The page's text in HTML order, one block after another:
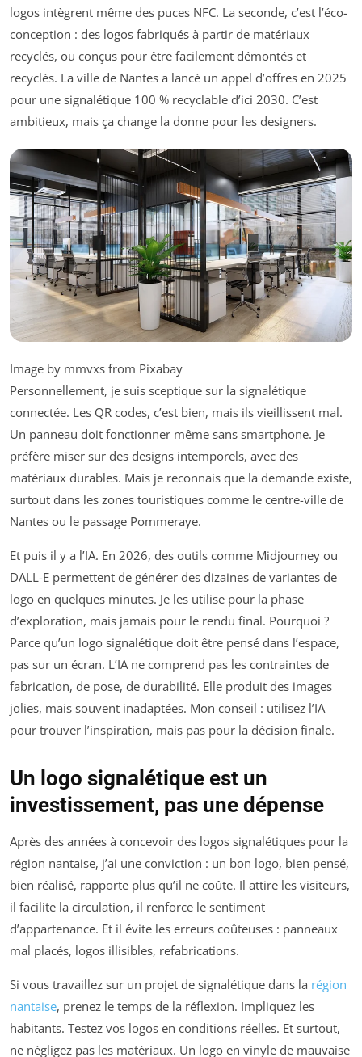
logos intègrent même des puces NFC. La seconde, c’est l’éco-
conception : des logos fabriqués à partir de matériaux
recyclés, ou conçus pour être facilement démontés et
recyclés. La ville de Nantes a lancé un appel d’offres en 2025
pour une signalétique 100 % recyclable d’ici 2030. C’est
ambitieux, mais ça change la donne pour les designers.
Image by mmvxs from Pixabay
Personnellement, je suis sceptique sur la signalétique
connectée. Les QR codes, c’est bien, mais ils vieillissent mal.
Un panneau doit fonctionner même sans smartphone. Je
préfère miser sur des designs intemporels, avec des
matériaux durables. Mais je reconnais que la demande existe,
surtout dans les zones touristiques comme le centre-ville de
Nantes ou le passage Pommeraye.
Et puis il y a l’IA. En 2026, des outils comme Midjourney ou
DALL-E permettent de générer des dizaines de variantes de
logo en quelques minutes. Je les utilise pour la phase
d’exploration, mais jamais pour le rendu final. Pourquoi ?
Parce qu’un logo signalétique doit être pensé dans l’espace,
pas sur un écran. L’IA ne comprend pas les contraintes de
fabrication, de pose, de durabilité. Elle produit des images
jolies, mais souvent inadaptées. Mon conseil : utilisez l’IA
pour trouver l’inspiration, mais pas pour la décision finale.
Un logo signalétique est un
investissement, pas une dépense
Après des années à concevoir des logos signalétiques pour la
région nantaise, j’ai une conviction : un bon logo, bien pensé,
bien réalisé, rapporte plus qu’il ne coûte. Il attire les visiteurs,
il facilite la circulation, il renforce le sentiment
d’appartenance. Et il évite les erreurs coûteuses : panneaux
mal placés, logos illisibles, refabrications.
Si vous travaillez sur un projet de signalétique dans la région
nantaise, prenez le temps de la réflexion. Impliquez les
habitants. Testez vos logos en conditions réelles. Et surtout,
ne négligez pas les matériaux. Un logo en vinyle de mauvaise